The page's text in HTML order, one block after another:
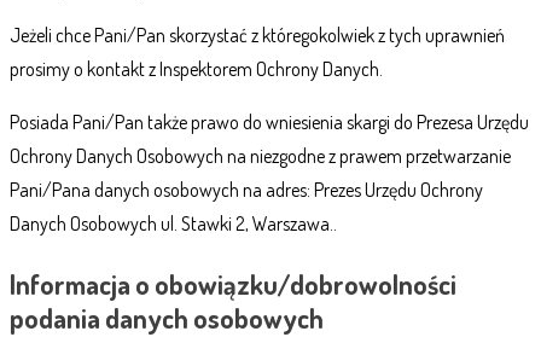
Jeżeli chce Pani/Pan skorzystać z któregokolwiek z tych uprawnień
prosimy o kontakt z Inspektorem Ochrony Danych.
Posiada Pani/Pan także prawo do wniesienia skargi do Prezesa Urzędu
Ochrony Danych Osobowych na niezgodne z prawem przetwarzanie
Pani/Pana danych osobowych na adres: Prezes Urzędu Ochrony
Danych Osobowych ul. Stawki 2, Warszawa..
Informacja o obowiązku/dobrowolności
podania danych osobowych